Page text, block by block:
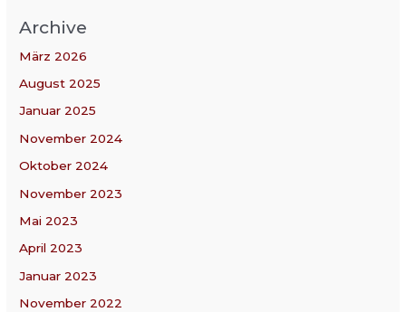
Archive
März 2026
August 2025
Januar 2025
November 2024
Oktober 2024
November 2023
Mai 2023
April 2023
Januar 2023
November 2022